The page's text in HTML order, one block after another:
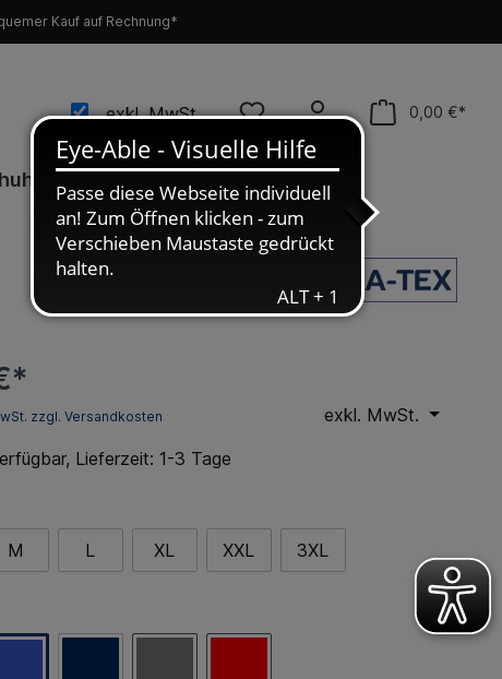
Kauf auf Rechnung*
exkl. MwSt. 0,00 €*
exkl. MwSt.
zzgl. Versandkosten
Lieferzeit: 1-3 Tage
M L XL XXL 3XL